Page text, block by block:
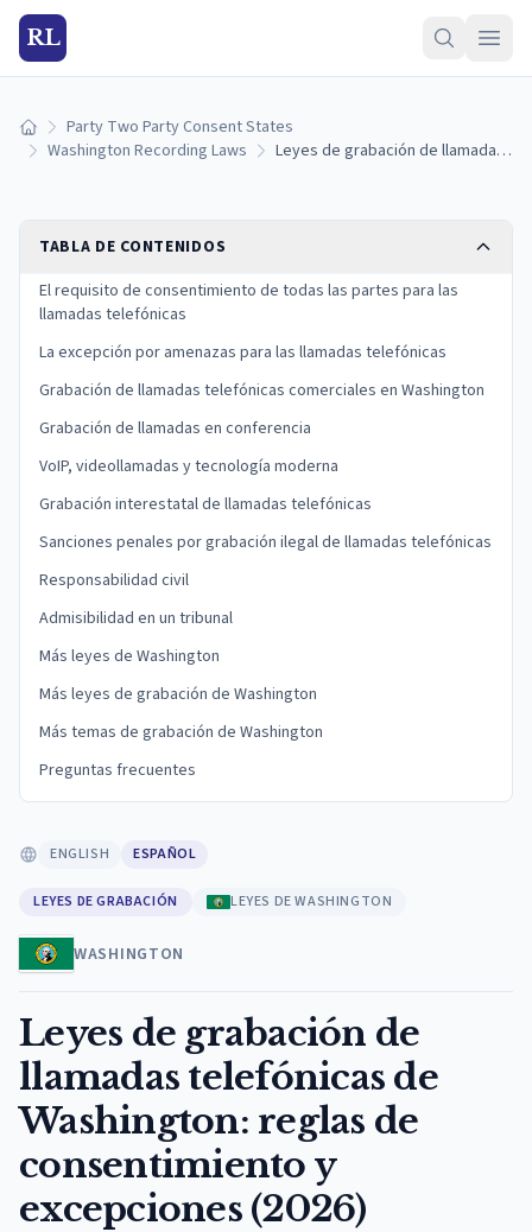
RL
Inicio Party Two Party Consent States
Washington Recording Laws
Leyes de grabación de llamadas telefónicas de Washington: reglas de consentimiento y excepciones (2026)
TABLA DE CONTENIDOS
El requisito de consentimiento de todas las partes para las
llamadas telefónicas
La excepción por amenazas para las llamadas telefónicas
Grabación de llamadas telefónicas comerciales en Washington
Grabación de llamadas en conferencia
VoIP, videollamadas y tecnología moderna
Grabación interestatal de llamadas telefónicas
Sanciones penales por grabación ilegal de llamadas telefónicas
Responsabilidad civil
Admisibilidad en un tribunal
Más leyes de Washington
Más leyes de grabación de Washington
Más temas de grabación de Washington
Preguntas frecuentes
ENGLISH ESPAÑOL
LEYES DE GRABACIÓN LEYES DE WASHINGTON
WASHINGTON
Leyes de grabación de
llamadas telefónicas de
Washington: reglas de
consentimiento y
excepciones (2026)